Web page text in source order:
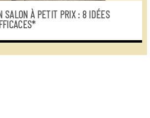
SALON À PETIT PRIX : 8 IDÉES